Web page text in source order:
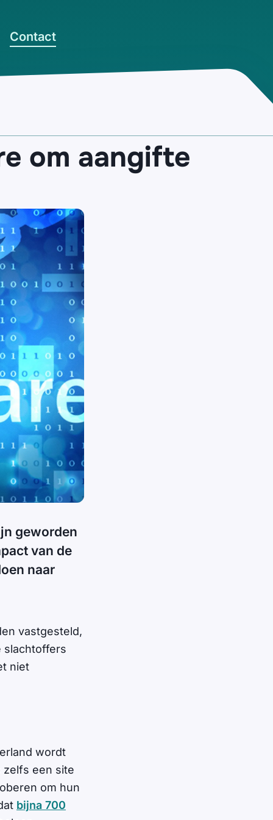
Contact
om aangifte
geworden
van de
naar
vastgesteld,
slachtoffers
niet
wordt
zelfs een site
om hun
bijna 700